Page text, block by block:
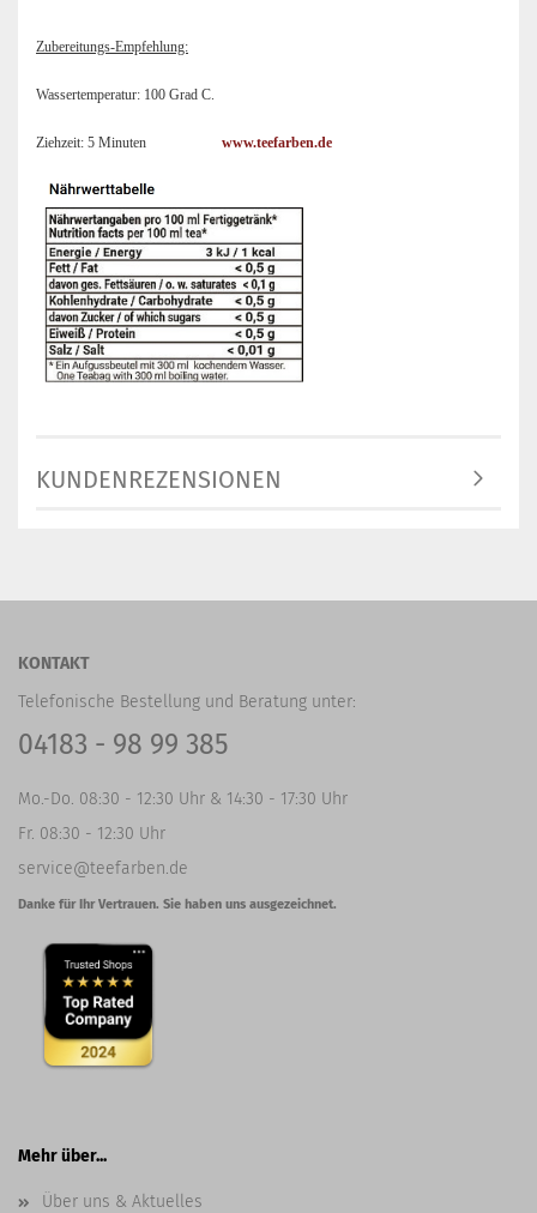
Zubereitungs-Empfehlung:
Wassertemperatur: 100 Grad C.
Ziehzeit: 5 Minuten www.teefarben.de
KUNDENREZENSIONEN
KONTAKT
Telefonische Bestellung und Beratung unter:
04183 - 98 99 385
Mo.-Do. 08:30 - 12:30 Uhr & 14:30 - 17:30 Uhr
Fr. 08:30 - 12:30 Uhr
service@teefarben.de
Danke für Ihr Vertrauen. Sie haben uns ausgezeichnet.
Mehr über...
Über uns & Aktuelles